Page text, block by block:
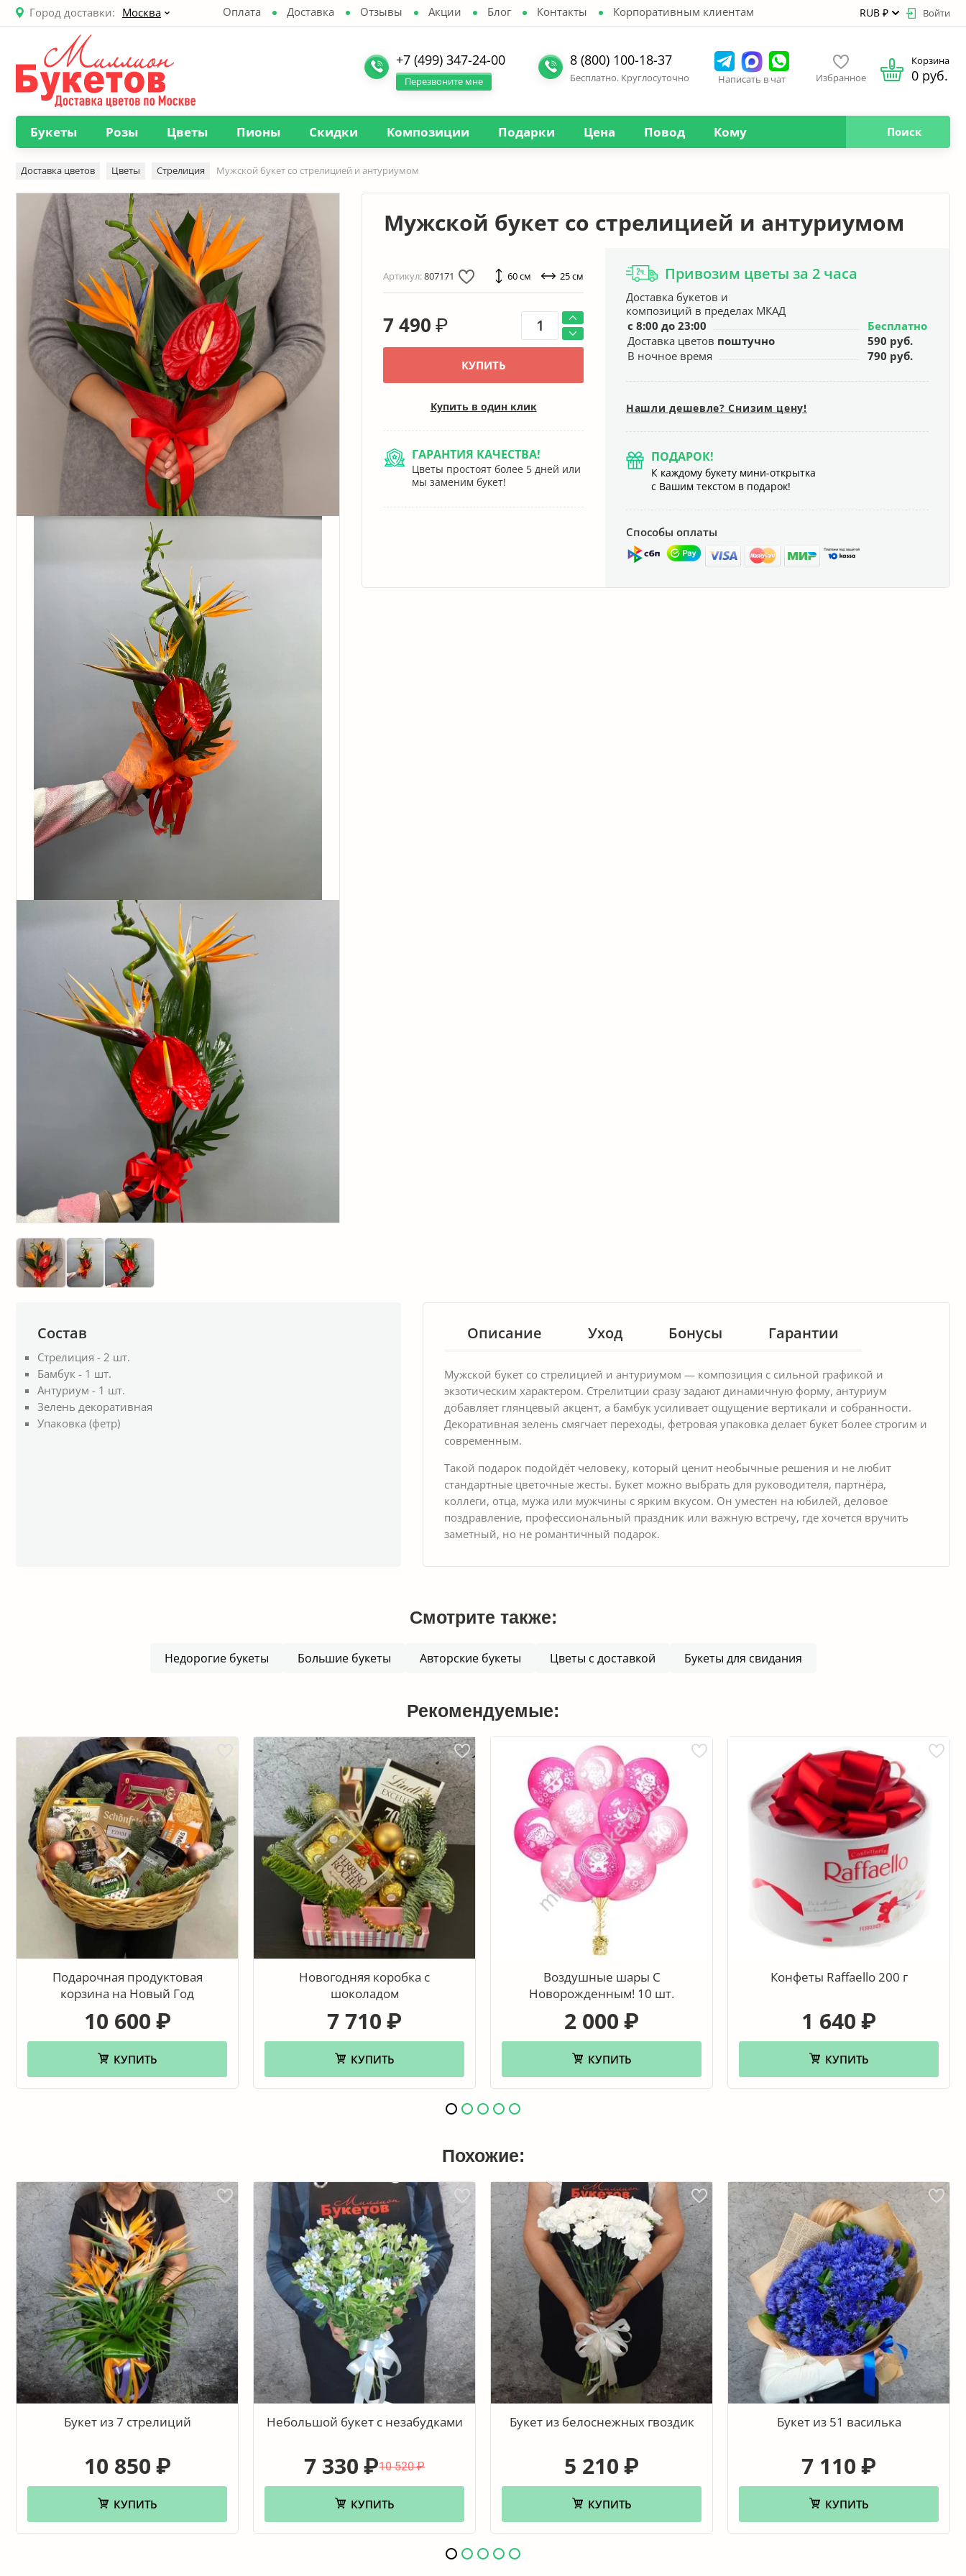
Оплата Доставка Отзывы Акции Блог Контакты Корпоративным клиентам
Город доставки: Москва RUB ₽ Войти
+7 (499) 347-24-00
Перезвоните мне
8 (800) 100-18-37
Бесплатно. Круглосуточно Написать в чат Избранное
Корзина
0 руб.
Букеты Розы Цветы Пионы Скидки Композиции Подарки Цена Повод Кому Поиск
Доставка цветов Цветы Стрелиция Мужской букет со стрелицией и антуриумом
Мужской букет со стрелицией и антуриумом
Артикул:807171 60 см 25 см
7 490 ₽
КУПИТЬ
Купить в один клик
ГАРАНТИЯ КАЧЕСТВА!
Цветы простоят более 5 дней или
мы заменим букет!
Привозим цветы за 2 часа
Доставка букетов и
композиций в пределах МКАД
с 8:00 до 23:00
Бесплатно
Доставка цветов поштучно
590 руб.
В ночное время
790 руб.
Нашли дешевле? Снизим цену!
ПОДАРОК!
К каждому букету мини-открытка
с Вашим текстом в подарок!
Способы оплаты
Состав
Стрелиция - 2 шт.
Бамбук - 1 шт.
Антуриум - 1 шт.
Зелень декоративная
Упаковка (фетр)
Описание Уход Бонусы Гарантии
Мужской букет со стрелицией и антуриумом — композиция с сильной графикой и
экзотическим характером. Стрелитции сразу задают динамичную форму, антуриум
добавляет глянцевый акцент, а бамбук усиливает ощущение вертикали и собранности.
Декоративная зелень смягчает переходы, фетровая упаковка делает букет более строгим и
современным.
Такой подарок подойдёт человеку, который ценит необычные решения и не любит
стандартные цветочные жесты. Букет можно выбрать для руководителя, партнёра,
коллеги, отца, мужа или мужчины с ярким вкусом. Он уместен на юбилей, деловое
поздравление, профессиональный праздник или важную встречу, где хочется вручить
заметный, но не романтичный подарок.
Смотрите также:
Недорогие букеты Большие букеты Авторские букеты Цветы с доставкой Букеты для свидания
Рекомендуемые:
Подарочная продуктовая
корзина на Новый Год
10 600 ₽
КУПИТЬ
Новогодняя коробка с
шоколадом
7 710 ₽
КУПИТЬ
Воздушные шары С
Новорожденным! 10 шт.
2 000 ₽
КУПИТЬ
Конфеты Raffaello 200 г
1 640 ₽
КУПИТЬ
Похожие:
Букет из 7 стрелиций
10 850 ₽
КУПИТЬ
Небольшой букет с незабудками
10 520 ₽
7 330 ₽
КУПИТЬ
Букет из белоснежных гвоздик
5 210 ₽
КУПИТЬ
Букет из 51 василька
7 110 ₽
КУПИТЬ